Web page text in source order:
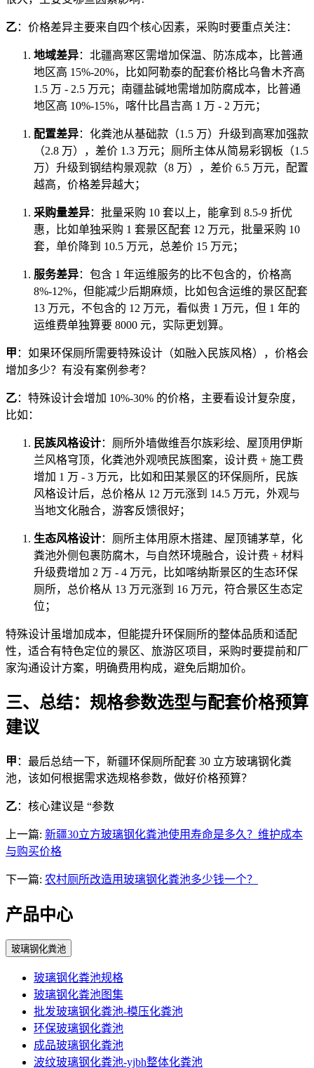
乙：价格差异主要来自四个核心因素，采购时要重点关注：
地域差异：北疆高寒区需增加保温、防冻成本，比普通
地区高 15%-20%，比如阿勒泰的配套价格比乌鲁木齐高
1.5 万 - 2.5 万元；南疆盐碱地需增加防腐成本，比普通
地区高 10%-15%，喀什比昌吉高 1 万 - 2 万元；
配置差异：化粪池从基础款（1.5 万）升级到高寒加强款
（2.8 万），差价 1.3 万元；厕所主体从简易彩钢板（1.5
万）升级到钢结构景观款（8 万），差价 6.5 万元，配置
越高，价格差异越大；
采购量差异：批量采购 10 套以上，能拿到 8.5-9 折优
惠，比如单独采购 1 套景区配套 12 万元，批量采购 10
套，单价降到 10.5 万元，总差价 15 万元；
服务差异：包含 1 年运维服务的比不包含的，价格高
8%-12%，但能减少后期麻烦，比如包含运维的景区配套
13 万元，不包含的 12 万元，看似贵 1 万元，但 1 年的
运维费单独算要 8000 元，实际更划算。
甲 ：如果环保厕所需要特殊设计（如融入民族风格），价格会
增加多少？有没有案例参考？
乙：特殊设计会增加 10%-30% 的价格，主要看设计复杂度，
比如：
民族风格设计：厕所外墙做维吾尔族彩绘、屋顶用伊斯
兰风格穹顶，化粪池外观喷民族图案，设计费 + 施工费
增加 1 万 - 3 万元，比如和田某景区的环保厕所，民族
风格设计后，总价格从 12 万元涨到 14.5 万元，外观与
当地文化融合，游客反馈很好；
生态风格设计：厕所主体用原木搭建、屋顶铺茅草，化
粪池外侧包裹防腐木，与自然环境融合，设计费 + 材料
升级费增加 2 万 - 4 万元，比如喀纳斯景区的生态环保
厕所，总价格从 13 万元涨到 16 万元，符合景区生态定
位；
特殊设计虽增加成本，但能提升环保厕所的整体品质和适配
性，适合有特色定位的景区、旅游区项目，采购时要提前和厂
家沟通设计方案，明确费用构成，避免后期加价。
三、总结：规格参数选型与配套价格预算
建议
甲 ：最后总结一下，新疆环保厕所配套 30 立方玻璃钢化粪
池，该如何根据需求选规格参数，做好价格预算？
乙：核心建议是 “参数
上一篇: 新疆30立方玻璃钢化粪池使用寿命是多久？维护成本
与购买价格
下一篇: 农村厕所改造用玻璃钢化粪池多少钱一个？
产品中心
玻璃钢化粪池
玻璃钢化粪池规格
玻璃钢化粪池图集
批发玻璃钢化粪池-模压化粪池
环保玻璃钢化粪池
成品玻璃钢化粪池
波纹玻璃钢化粪池-yjbh整体化粪池